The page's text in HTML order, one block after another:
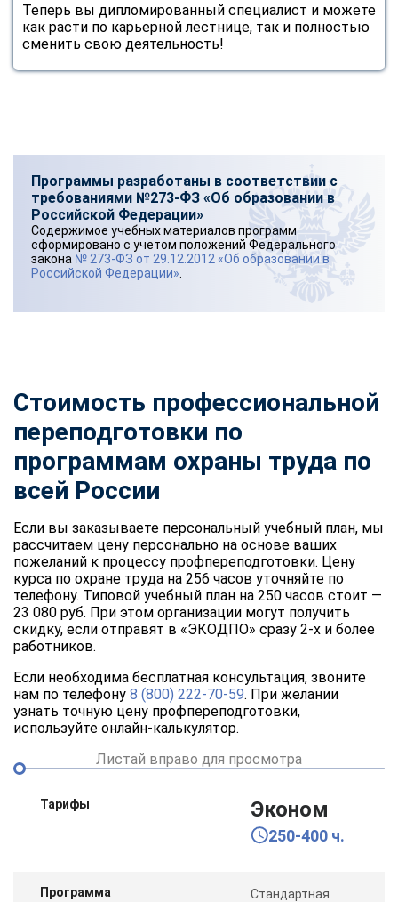
Теперь вы дипломированный специалист и можете
как расти по карьерной лестнице, так и полностью
сменить свою деятельность!
Программы разработаны в соответствии с
требованиями №273-ФЗ «Об образовании в
Российской Федерации»
Содержимое учебных материалов программ
сформировано с учетом положений Федерального
закона № 273-ФЗ от 29.12.2012 «Об образовании в
Российской Федерации»
Стоимость профессиональной
переподготовки по
программам охраны труда по
всей России
Если вы заказываете персональный учебный план, мы
рассчитаем цену персонально на основе ваших
пожеланий к процессу профпереподготовки. Цену
курса по охране труда на 256 часов уточняйте по
телефону. Типовой учебный план на 250 часов стоит —
23 080 руб. При этом организации могут получить
скидку, если отправят в «ЭКОДПО» сразу 2-х и более
работников.
Если необходима бесплатная консультация, звоните
нам по телефону 8 (800) 222-70-59. При желании
узнать точную цену профпереподготовки,
используйте онлайн-калькулятор.
Листай вправо для просмотра
Тарифы Эконом
250-400 ч.
Программа
Стандартная